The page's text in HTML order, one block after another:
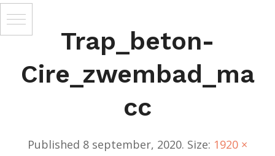
Trap_beton-
Cire_zwembad_ma
Cc
Published 8 september, 2020. Size: 1920 ×